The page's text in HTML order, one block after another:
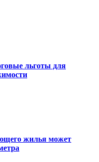
льготы для
жилья может